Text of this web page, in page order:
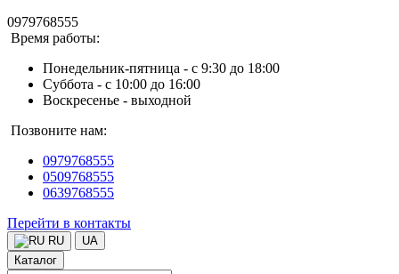
0979768555
Время работы:
Понедельник-пятница - с 9:30 до 18:00
Суббота - с 10:00 до 16:00
Воскресенье - выходной
Позвоните нам:
0979768555
0509768555
0639768555
Перейти в контакты
RU
UA
Каталог